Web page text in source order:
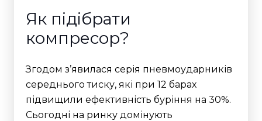
Як підібрати
компресор?
Згодом з’явилася серія пневмоударників
середнього тиску, які при 12 барах
підвищили ефективність буріння на 30%.
Сьогодні на ринку домінують